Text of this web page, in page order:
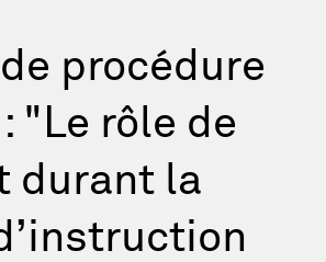
procédure
"Le rôle de
durant la